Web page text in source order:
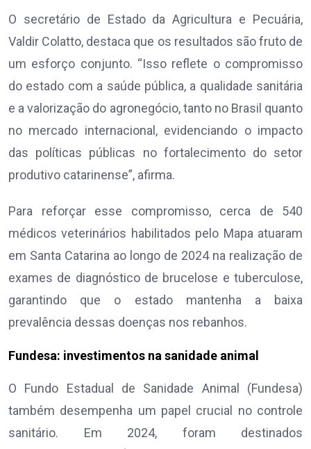
O secretário de Estado da Agricultura e Pecuária,
Valdir Colatto, destaca que os resultados são fruto de
um esforço conjunto. “Isso reflete o compromisso
do estado com a saúde pública, a qualidade sanitária
e a valorização do agronegócio, tanto no Brasil quanto
no mercado internacional, evidenciando o impacto
das políticas públicas no fortalecimento do setor
produtivo catarinense”, afirma.
Para reforçar esse compromisso, cerca de 540
médicos veterinários habilitados pelo Mapa atuaram
em Santa Catarina ao longo de 2024 na realização de
exames de diagnóstico de brucelose e tuberculose,
garantindo que o estado mantenha a baixa
prevalência dessas doenças nos rebanhos.
Fundesa: investimentos na sanidade animal
O Fundo Estadual de Sanidade Animal (Fundesa)
também desempenha um papel crucial no controle
sanitário. Em 2024, foram destinados